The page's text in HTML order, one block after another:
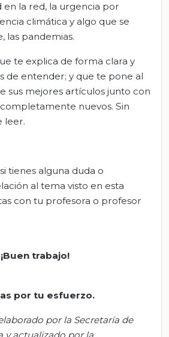
en la red, la urgencia por
climática y algo que se
las pandemias.
te explica de forma clara y
de entender; y que te pone al
sus mejores artículos junto con
nuevos. Sin
leer.
tienes alguna duda o
al tema visto en esta
con tu profesora o profesor
¡Buen trabajo!
por tu esfuerzo.
por la Secretaría de